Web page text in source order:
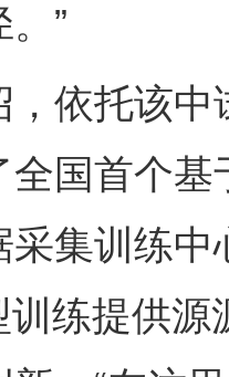
”
托该中
全国首个
采集训练
练提供源